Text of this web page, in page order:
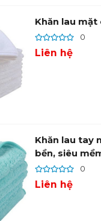
Khăn lau mặt
0
Liên hệ
Khăn lau tay
bền, siêu
0
Liên hệ